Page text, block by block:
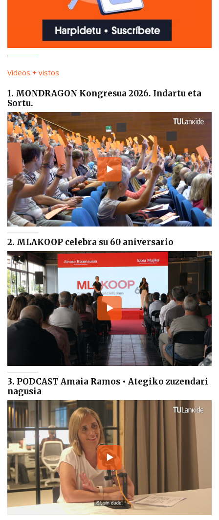
Vídeos + vistos
1. MONDRAGON Kongresua 2026. Indartu eta
Sortu.
2. MLAKOOP celebra su 60 aniversario
3. PODCAST Amaia Ramos • Ategiko zuzendari
nagusia